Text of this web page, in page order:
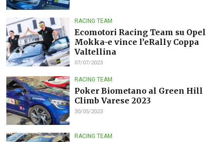
RACING TEAM
Ecomotori Racing Team su Opel
Mokka-e vince l’eRally Coppa
Valtellina
07/07/2023
RACING TEAM
Poker Biometano al Green Hill
Climb Varese 2023
30/05/2023
RACING TEAM